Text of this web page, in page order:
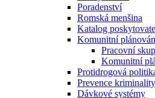
Poradenství
Romská menšina
Katalog
Komunitní
Pracovní
Komunitní
Protidrogová
Prevence kriminality
Dávkové systémy